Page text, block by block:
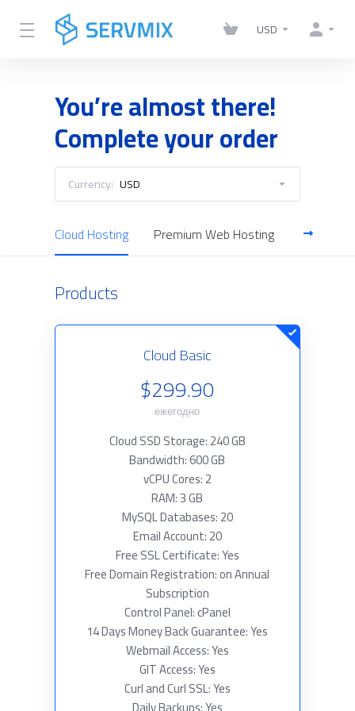
USD
You’re almost there!
Complete your order
Currency: USD
Cloud Hosting Premium Web Hosting Reseller
Products
Cloud Basic
$299.90
ежегодно
Cloud SSD Storage: 240 GB
Bandwidth: 600 GB
vCPU Cores: 2
RAM: 3 GB
MySQL Databases: 20
Email Account: 20
Free SSL Certificate: Yes
Free Domain Registration: on Annual
Subscription
Control Panel: cPanel
14 Days Money Back Guarantee: Yes
Webmail Access: Yes
GIT Access: Yes
Curl and Curl SSL: Yes